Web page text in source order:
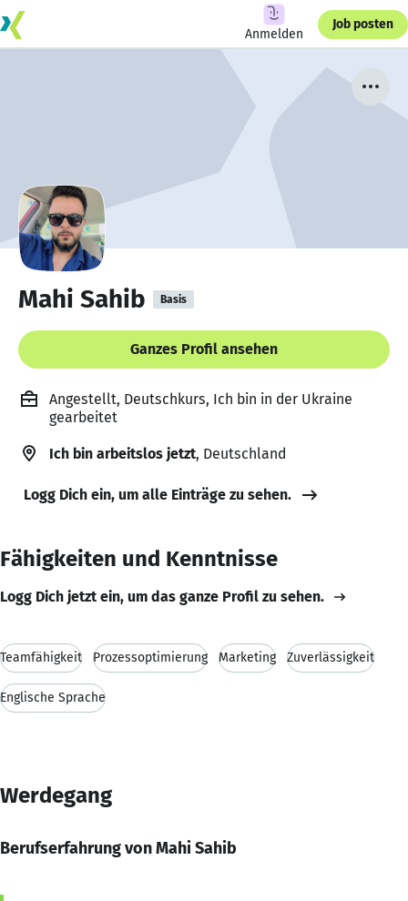
Anmelden
Job posten
Mahi Sahib Basis
Ganzes Profil ansehen
Angestellt, Deutschkurs, Ich bin in der Ukraine
gearbeitet
Ich bin arbeitslos jetzt, Deutschland
Logg Dich ein, um alle Einträge zu sehen.
Fähigkeiten und Kenntnisse
Logg Dich jetzt ein, um das ganze Profil zu sehen.
Teamfähigkeit Prozessoptimierung Marketing Zuverlässigkeit
Englische Sprache
Werdegang
Berufserfahrung von Mahi Sahib